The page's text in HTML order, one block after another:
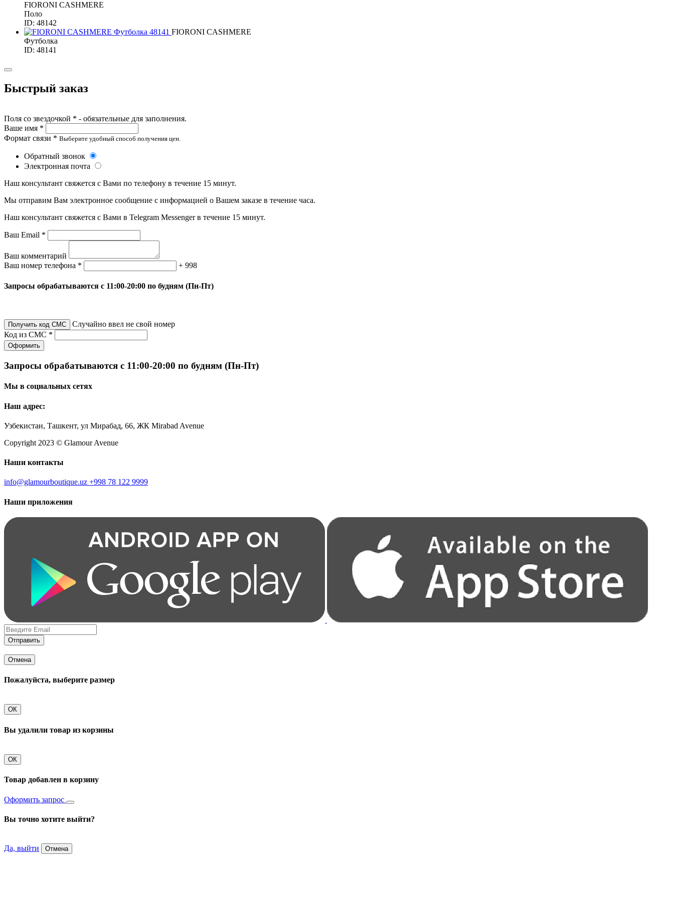
FIORONI CASHMERE
Поло
ID: 48142
FIORONI CASHMERE
Футболка
ID: 48141
Быстрый заказ
Поля со звездочкой * - обязательные для заполнения.
Ваше имя *
Формат связи * Выберите удобный способ получения цен.
Обратный звонок
Электронная почта
Наш консультант свяжется с Вами по телефону в течение 15 минут.
Мы отправим Вам электронное сообщение с информацией о Вашем заказе в течение часа.
Наш консультант свяжется с Вами в Telegram Messenger в течение 15 минут.
Ваш Email *
Ваш комментарий
Ваш номер телефона *
+ 998
Запросы обрабатываются с 11:00-20:00 по будням (Пн-Пт)
Получить код СМС
Случайно ввел не свой номер
Код из СМС *
Оформить
Запросы обрабатываются с 11:00-20:00 по будням (Пн-Пт)
Мы в социальных сетях
Наш адрес:
Узбекистан, Ташкент, ул Мирабад, 66, ЖК Mirabad Avenue
Copyright 2023 © Glamour Avenue
Наши контакты
info@glamourboutique.uz +998 78 122 9999
Наши приложения
Отправить
Отмена
Пожалуйста, выберите размер
ОК
Вы удалили товар из корзины
ОК
Товар добавлен в корзину
Оформить запрос
Вы точно хотите выйти?
Да, выйти Отмена